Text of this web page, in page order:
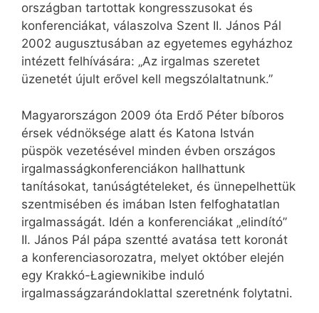
országban tartottak kongresszusokat és
konferenciákat, válaszolva Szent II. János Pál
2002 augusztusában az egyetemes egyházhoz
intézett felhívására: „Az irgalmas szeretet
üzenetét újult erővel kell megszólaltatnunk.”
Magyarországon 2009 óta Erdő Péter bíboros
érsek védnöksége alatt és Katona István
püspök vezetésével minden évben országos
irgalmasságkonferenciákon hallhattunk
tanításokat, tanúságtételeket, és ünnepelhettük
szentmisében és imában Isten felfoghatatlan
irgalmasságát. Idén a konferenciákat „elindító”
II. János Pál pápa szentté avatása tett koronát
a konferenciasorozatra, melyet október elején
egy Krakkó-Łagiewnikibe induló
irgalmasságzarándoklattal szeretnénk folytatni.